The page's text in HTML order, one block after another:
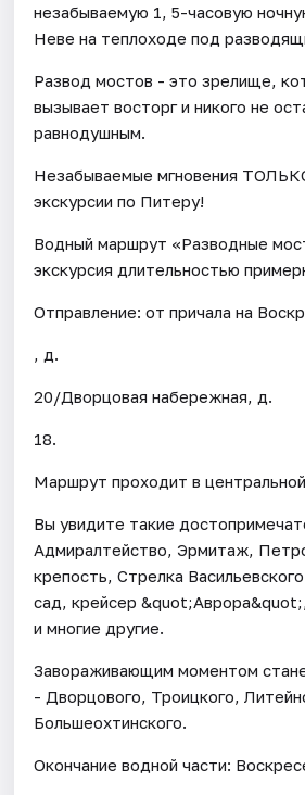
незабываемую 1, 5-часовую
Неве на теплоходе под
Развод мостов - это зрелище,
вызывает восторг и никого не
равнодушным.
Незабываемые мгновения
экскурсии по Питеру!
Водный маршрут «Разводные
экскурсия длительностью
Отправление: от причала на
, д.
20/Дворцовая набережная, д.
18.
Маршрут проходит в
Вы увидите такие
Адмиралтейство, Эрмитаж,
крепость, Стрелка
сад, крейсер
и многие другие.
Завораживающим моментом
- Дворцового, Троицкого,
Большеохтинского.
Окончание водной части: